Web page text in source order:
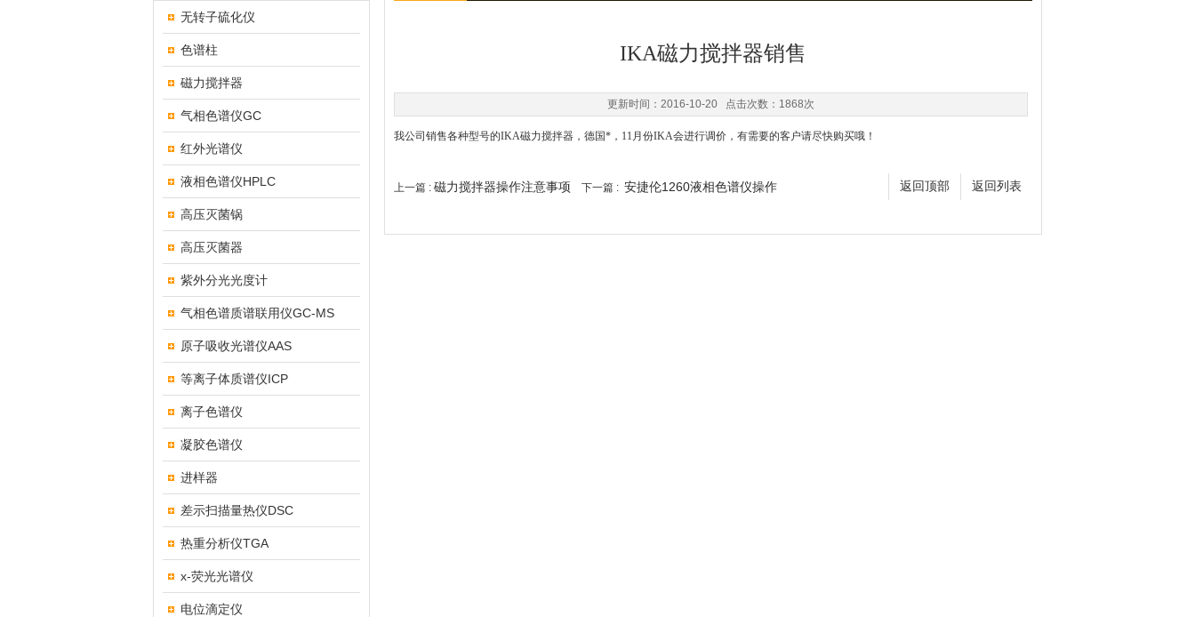
无转子硫化仪
色谱柱
磁力搅拌器
气相色谱仪GC
红外光谱仪
液相色谱仪HPLC
高压灭菌锅
高压灭菌器
紫外分光光度计
气相色谱质谱联用仪GC-MS
原子吸收光谱仪AAS
等离子体质谱仪ICP
离子色谱仪
凝胶色谱仪
进样器
差示扫描量热仪DSC
热重分析仪TGA
x-荧光光谱仪
电位滴定仪
IKA磁力搅拌器销售
更新时间：2016-10-20 点击次数：1868次
我公司销售各种型号的IKA磁力搅拌器，德国*，11月份IKA会进行调价，有需要的客户请尽快购买哦！
返回列表
返回顶部
上一篇 : 磁力搅拌器操作注意事项 下一篇 : 安捷伦1260液相色谱仪操作